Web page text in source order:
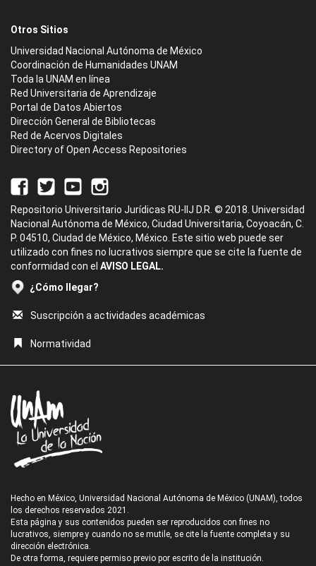
Otros Sitios
Universidad Nacional Autónoma de México
Coordinación de Humanidades UNAM
Toda la UNAM en línea
Red Universitaria de Aprendizaje
Portal de Datos Abiertos
Dirección General de Bibliotecas
Red de Acervos Digitales
Directory of Open Access Repositories
Repositorio Universitario Jurídicas RU-IIJ D.R. © 2018. Universidad
Nacional Autónoma de México, Ciudad Universitaria, Coyoacán, C.
P. 04510, Ciudad de México, México. Este sitio web puede ser
utilizado con fines no lucrativos siempre que se cite la fuente de
conformidad con el AVISO LEGAL.
¿Cómo llegar?
Suscripción a actividades académicas
Normatividad
Hecho en México, Universidad Nacional Autónoma de México (UNAM), todos
los derechos reservados 2021.
Esta página y sus contenidos pueden ser reproducidos con fines no
lucrativos, siempre y cuando no se mutile, se cite la fuente completa y su
dirección electrónica.
De otra forma, requiere permiso previo por escrito de la institución.